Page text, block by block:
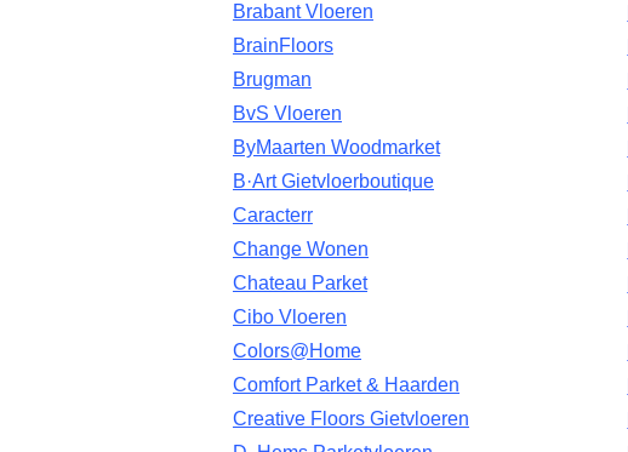
Brabant Vloeren
BrainFloors
Brugman
BvS Vloeren
ByMaarten Woodmarket
B·Art Gietvloerboutique
Caracterr
Change Wonen
Chateau Parket
Cibo Vloeren
Colors@Home
Comfort Parket & Haarden
Creative Floors Gietvloeren